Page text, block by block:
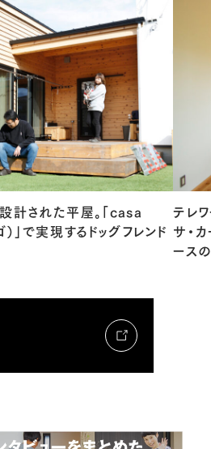
計された平屋。「casa
」で実現するドッグフレンド
テレ
サ・
ース